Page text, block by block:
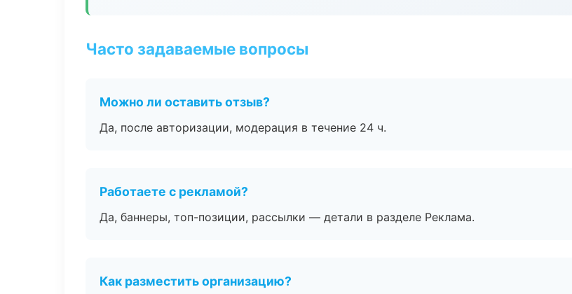
Часто задаваемые вопросы
Можно ли оставить отзыв?
Да, после авторизации, модерация в течение 24 ч.
Работаете с рекламой?
Да, баннеры, топ-позиции, рассылки — детали в разделе Реклама.
Как разместить организацию?